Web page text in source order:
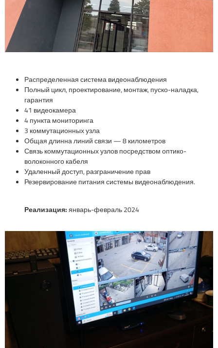
Распределенная система видеонаблюдения
Полный цикл, проектирование, монтаж, пуско-наладка,
гарантия
41 видеокамера
4 пункта мониторинга
3 коммутационных узла
Общая длинна линий связи — 8 километров
Связь коммутационных узлов посредством оптико-
волоконного кабеля
Удаленный доступ, разграничение прав
Резервирование питания системы видеонаблюдения.
Реализация:январь-февраль 2024